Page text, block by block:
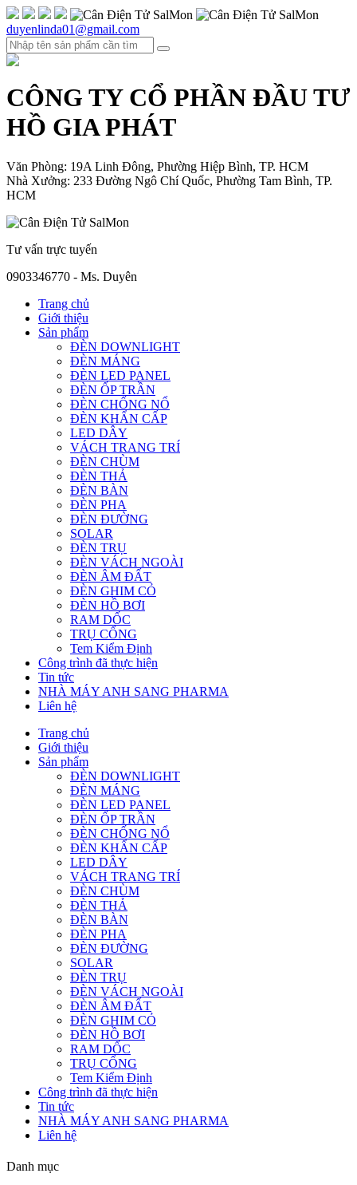
duyenlinda01@gmail.com
CÔNG TY CỔ PHẦN ĐẦU TƯ
HỒ GIA PHÁT
Văn Phòng: 19A Linh Đông, Phường Hiệp Bình, TP. HCM
Nhà Xưởng: 233 Đường Ngô Chí Quốc, Phường Tam Bình, TP.
HCM
Tư vấn trực tuyến
0903346770 - Ms. Duyên
Trang chủ
Giới thiệu
Sản phẩm
ĐÈN DOWNLIGHT
ĐÈN MÁNG
ĐÈN LED PANEL
ĐÈN ỐP TRẦN
ĐÈN CHỐNG NỔ
ĐÈN KHẨN CẤP
LED DÂY
VÁCH TRANG TRÍ
ĐÈN CHÙM
ĐÈN THẢ
ĐÈN BÀN
ĐÈN PHA
ĐÈN ĐƯỜNG
SOLAR
ĐÈN TRỤ
ĐÈN VÁCH NGOÀI
ĐÈN ÂM ĐẤT
ĐÈN GHIM CỎ
ĐÈN HỒ BƠI
RAM DỐC
TRỤ CỔNG
Tem Kiểm Định
Công trình đã thực hiện
Tin tức
NHÀ MÁY ANH SANG PHARMA
Liên hệ
Trang chủ
Giới thiệu
Sản phẩm
ĐÈN DOWNLIGHT
ĐÈN MÁNG
ĐÈN LED PANEL
ĐÈN ỐP TRẦN
ĐÈN CHỐNG NỔ
ĐÈN KHẨN CẤP
LED DÂY
VÁCH TRANG TRÍ
ĐÈN CHÙM
ĐÈN THẢ
ĐÈN BÀN
ĐÈN PHA
ĐÈN ĐƯỜNG
SOLAR
ĐÈN TRỤ
ĐÈN VÁCH NGOÀI
ĐÈN ÂM ĐẤT
ĐÈN GHIM CỎ
ĐÈN HỒ BƠI
RAM DỐC
TRỤ CỔNG
Tem Kiểm Định
Công trình đã thực hiện
Tin tức
NHÀ MÁY ANH SANG PHARMA
Liên hệ
Danh mục